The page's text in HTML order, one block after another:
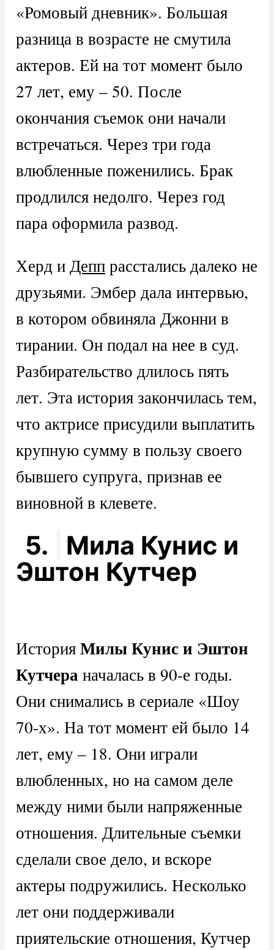
«Ромовый дневник». Большая
разница в возрасте не смутила
актеров. Ей на тот момент было
27 лет, ему – 50. После
окончания съемок они начали
встречаться. Через три года
влюбленные поженились. Брак
продлился недолго. Через год
пара оформила развод.
Херд иДеппрасстались далеко не
друзьями. Эмбер дала интервью,
в котором обвиняла Джонни в
тирании. Он подал на нее в суд.
Разбирательство длилось пять
лет. Эта история закончилась тем,
что актрисе присудили выплатить
крупную сумму в пользу своего
бывшего супруга, признав ее
виновной в клевете.
5.
Мила Кунис и
Эштон Кутчер
ИсторияМилы Кунис и Эштон
Кутчера началась в 90-е годы.
Они снимались в сериале «Шоу
70-х». На тот момент ей было 14
лет, ему – 18. Они играли
влюбленных, но на самом деле
между ними были напряженные
отношения. Длительные съемки
сделали свое дело, и вскоре
актеры подружились. Несколько
лет они поддерживали
приятельские отношения, Кутчер